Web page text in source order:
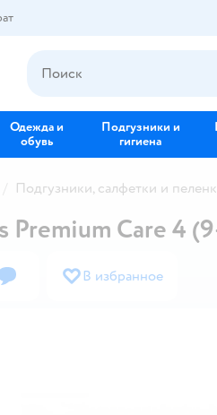
Одежда и
обувь
Подгузники и
гигиена
Подгузники, салфетки и
Premium Care 4
В избранное